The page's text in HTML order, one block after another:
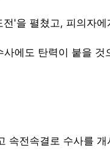
'을 펼쳤고, 피의자
에도 탄력이 붙을 것
속전속결로 수사를 개